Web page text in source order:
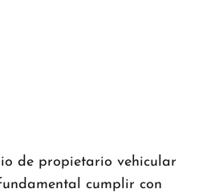
de propietario vehicular
cumplir con